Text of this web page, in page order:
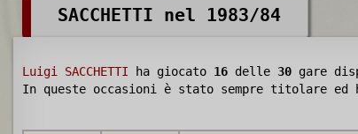
SACCHETTI nel 1983/84
Luigi SACCHETTI ha giocato 16 delle 30 gare
In queste occasioni è stato sempre titolare ed